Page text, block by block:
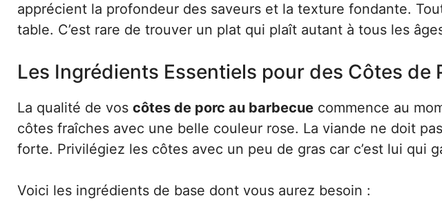
apprécient la profondeur des saveurs et la texture fondante.
table. C’est rare de trouver un plat qui plaît autant à tous les
Les Ingrédients Essentiels pour des Côtes de
La qualité de vos côtes de porc au barbecue commence au
côtes fraîches avec une belle couleur rose. La viande ne doit
forte. Privilégiez les côtes avec un peu de gras car c’est lui qui
Voici les ingrédients de base dont vous aurez besoin :